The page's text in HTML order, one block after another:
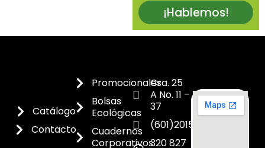
¡Hablemos!
Catálogo
Contacto
Promocionales
Bolsas
Ecológicas
Cuadernos
Corporativos
Cra. 25
A No. 11 –
37
(601)2015300
320 827